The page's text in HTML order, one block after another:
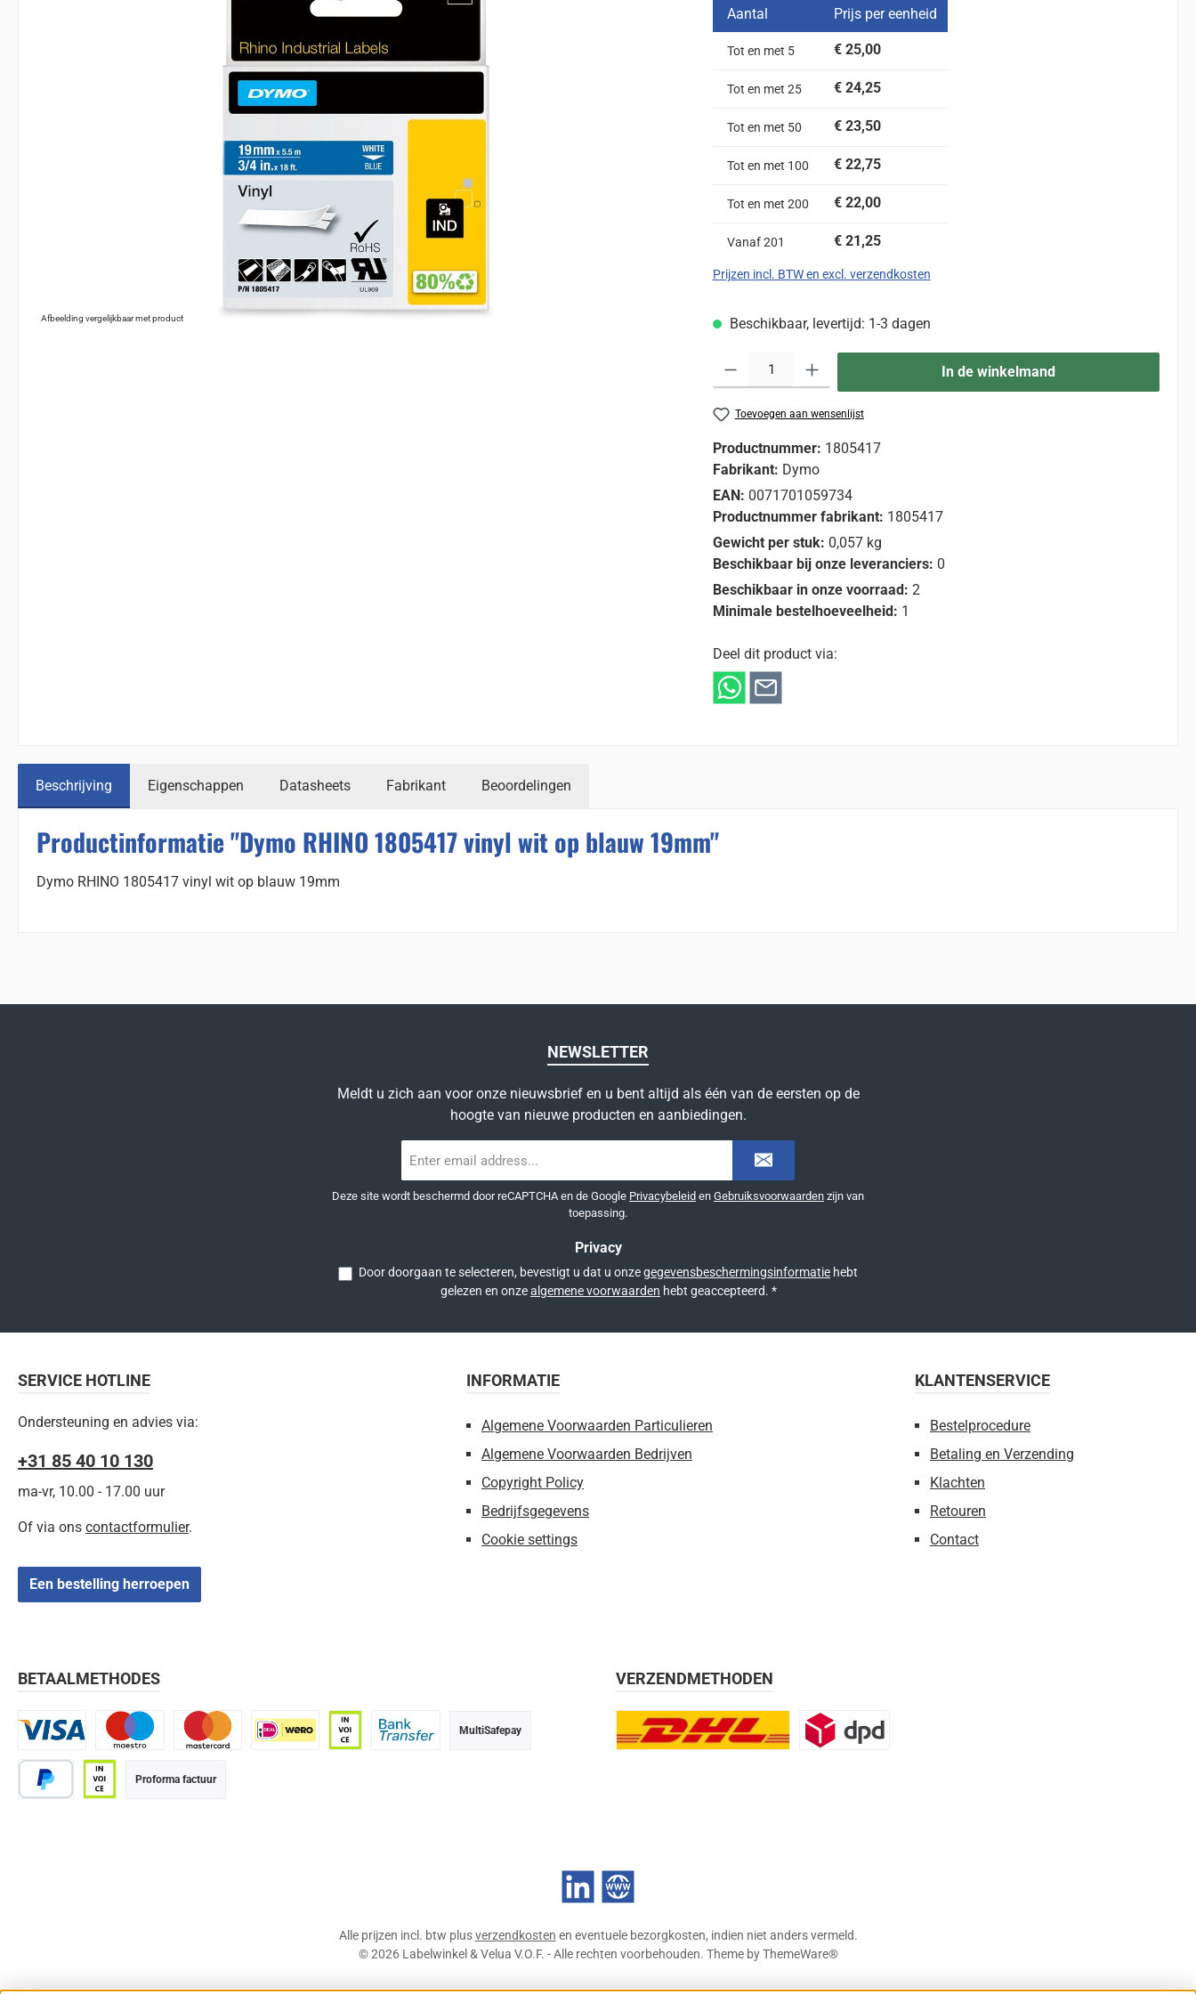
Afbeelding vergelijkbaar met product
Aantal Prijs per eenheid
Tot en met 5 € 25,00
Tot en met 25 € 24,25
Tot en met 50 € 23,50
Tot en met 100 € 22,75
Tot en met 200 € 22,00
Vanaf201 € 21,25
Prijzen incl. BTW en excl. verzendkosten
Beschikbaar, levertijd: 1-3 dagen
Producthoeveelheid: Voer de gewenste hoeveelheid in of gebruik de knoppen om de
In de winkelmand
Toevoegen aan wensenlijst
Productnummer: 1805417
Fabrikant: Dymo
EAN: 0071701059734
Productnummer fabrikant: 1805417
Gewicht per stuk: 0,057 kg
Beschikbaar bij onze leveranciers: 0
Beschikbaar in onze voorraad: 2
Minimale bestelhoeveelheid: 1
Deel dit product via:
Beschrijving Eigenschappen Datasheets Fabrikant Beoordelingen
Productinformatie "Dymo RHINO 1805417 vinyl wit op blauw 19mm"
Dymo RHINO 1805417 vinyl wit op blauw 19mm
NEWSLETTER
Meldt u zich aan voor onze nieuwsbrief en u bent altijd als één van de eersten op de
hoogte van nieuwe producten en aanbiedingen.
mailadres
Deze site wordt beschermd door reCAPTCHA en de Google Privacybeleid en Gebruiksvoorwaarden zijn van
toepassing.
Privacy
Door doorgaan te selecteren, bevestigt u dat u onzegegevensbeschermingsinformatie hebt
gelezen en onzealgemene voorwaarden hebt geaccepteerd. *
SERVICE HOTLINE
Ondersteuning en advies via:
+31 85 40 10 130
ma-vr, 10.00 - 17.00 uur
Of via ons contactformulier.
Een bestelling herroepen
INFORMATIE
Algemene Voorwaarden Particulieren
Algemene Voorwaarden Bedrijven
Copyright Policy
Bedrijfsgegevens
Cookie settings
KLANTENSERVICE
Bestelprocedure
Betaling en Verzending
Klachten
Retouren
Contact
BETAALMETHODES
MultiSafepay
Proforma factuur
Visa Maestro
VERZENDMETHODEN
LinkedIn Website
Alle prijzen incl. btw plusverzendkosten en eventuele bezorgkosten, indien niet anders vermeld.
© 2026 Labelwinkel & Velua V.O.F. - Alle rechten voorbehouden. Theme byThemeWare®